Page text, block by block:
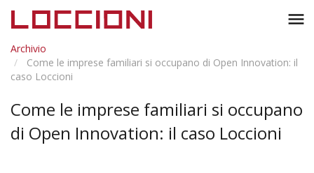
menu
Archivio
Come le imprese familiari si occupano di Open Innovation: il
caso Loccioni
Come le imprese familiari si occupano
di Open Innovation: il caso Loccioni